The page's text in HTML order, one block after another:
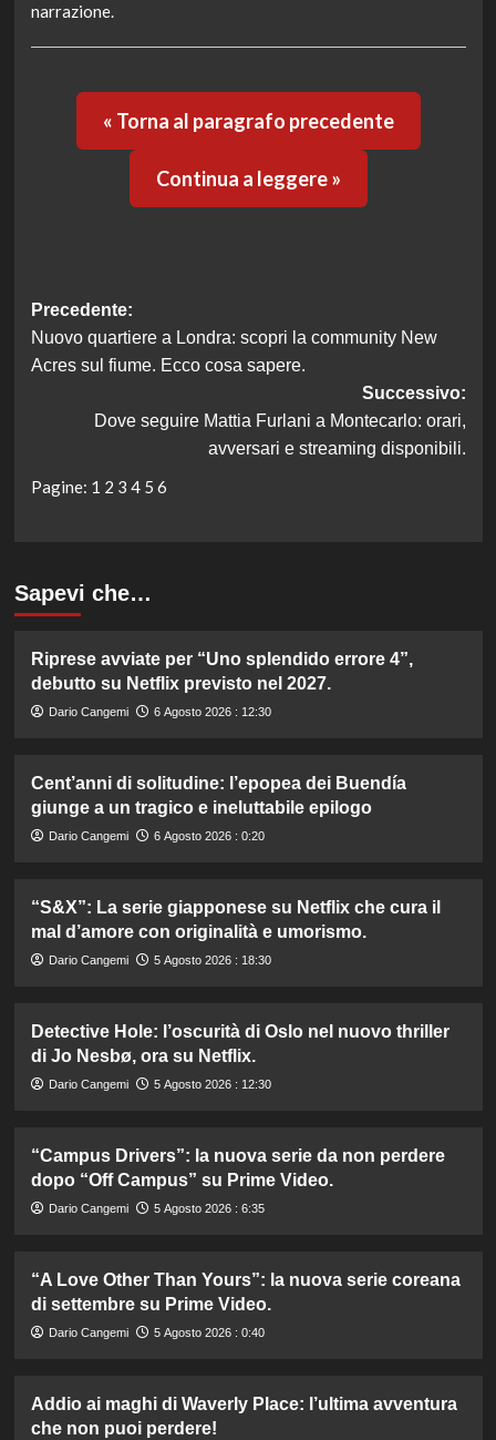
narrazione.
« Torna al paragrafo precedente
Continua a leggere »
Navigazione
articolo
Precedente:
Nuovo quartiere a Londra: scopri la community New
Acres sul fiume. Ecco cosa sapere.
Successivo:
Dove seguire Mattia Furlani a Montecarlo: orari,
avversari e streaming disponibili.
Pagine: 1 2 3 4 5 6
Sapevi che…
Riprese avviate per “Uno splendido errore 4”,
debutto su Netflix previsto nel 2027.
Dario Cangemi 6 Agosto 2026 : 12:30
Cent’anni di solitudine: l’epopea dei Buendía
giunge a un tragico e ineluttabile epilogo
Dario Cangemi 6 Agosto 2026 : 0:20
“S&X”: La serie giapponese su Netflix che cura il
mal d’amore con originalità e umorismo.
Dario Cangemi 5 Agosto 2026 : 18:30
Detective Hole: l’oscurità di Oslo nel nuovo thriller
di Jo Nesbø, ora su Netflix.
Dario Cangemi 5 Agosto 2026 : 12:30
“Campus Drivers”: la nuova serie da non perdere
dopo “Off Campus” su Prime Video.
Dario Cangemi 5 Agosto 2026 : 6:35
“A Love Other Than Yours”: la nuova serie coreana
di settembre su Prime Video.
Dario Cangemi 5 Agosto 2026 : 0:40
Addio ai maghi di Waverly Place: l’ultima avventura
che non puoi perdere!